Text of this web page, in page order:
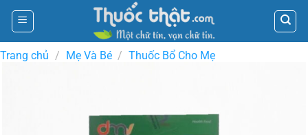
Skip
content
Trang chủ / Mẹ Và Bé / Thuốc Bổ Cho Mẹ